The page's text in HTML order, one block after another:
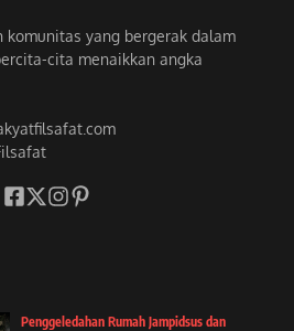
komunitas yang bergerak dalam
cita menaikkan angka
Penggeledahan Rumah Jampidsus dan